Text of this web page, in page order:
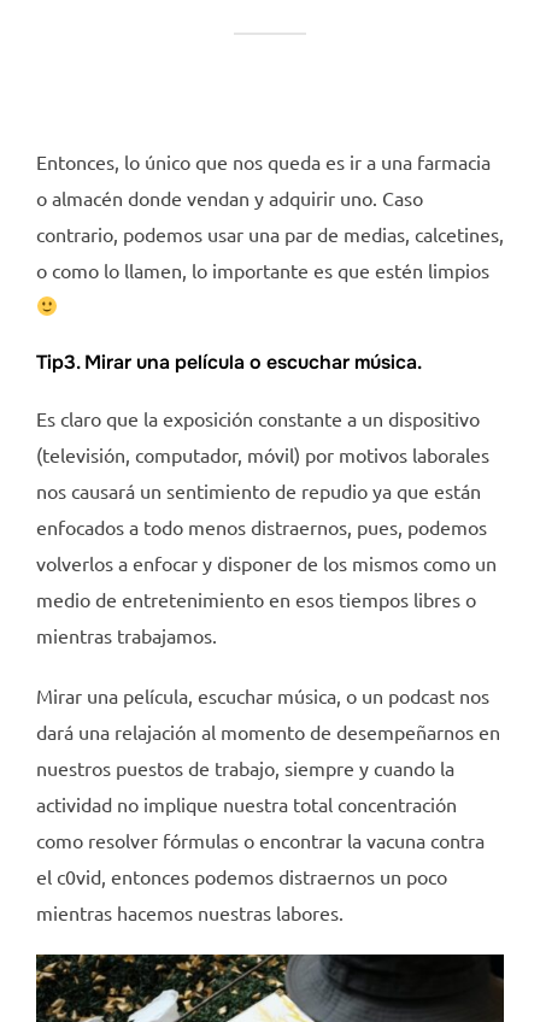
Entonces, lo único que nos queda es ir a una farmacia
o almacén donde vendan y adquirir uno. Caso
contrario, podemos usar una par de medias, calcetines,
o como lo llamen, lo importante es que estén limpios
Tip3. Mirar una película o escuchar música.
Es claro que la exposición constante a un dispositivo
(televisión, computador, móvil) por motivos laborales
nos causará un sentimiento de repudio ya que están
enfocados a todo menos distraernos, pues, podemos
volverlos a enfocar y disponer de los mismos como un
medio de entretenimiento en esos tiempos libres o
mientras trabajamos.
Mirar una película, escuchar música, o un podcast nos
dará una relajación al momento de desempeñarnos en
nuestros puestos de trabajo, siempre y cuando la
actividad no implique nuestra total concentración
como resolver fórmulas o encontrar la vacuna contra
el c0vid, entonces podemos distraernos un poco
mientras hacemos nuestras labores.